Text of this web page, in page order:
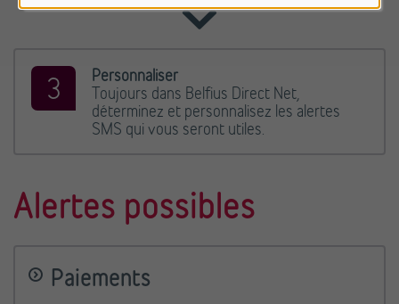
Personnaliser
Toujours dans Belfius Direct Net,
déterminez et personnalisez les alertes
SMS qui vous seront utiles.
Alertes possibles
Paiements